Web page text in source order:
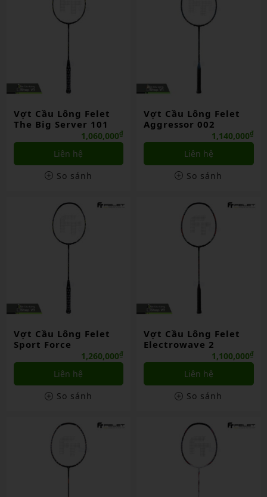
Vợt Cầu Lông Felet
The Big Server 101
1,060,000₫
Liên hệ
So sánh
Vợt Cầu Lông Felet
Aggressor 002
1,140,000₫
Liên hệ
So sánh
Vợt Cầu Lông Felet
Sport Force
1,260,000₫
Liên hệ
So sánh
Vợt Cầu Lông Felet
Electrowave 2
1,100,000₫
Liên hệ
So sánh